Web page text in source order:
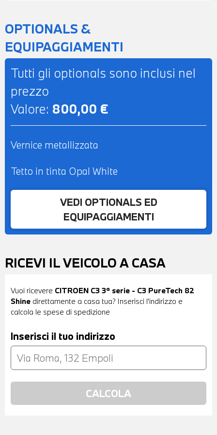
OPTIONALS &
EQUIPAGGIAMENTI
Tutti gli optionals sono inclusi nel
prezzo
Valore: 800,00 €
Vernice metallizzata
Tetto in tinta Opal White
VEDI OPTIONALS ED
EQUIPAGGIAMENTI
RICEVI IL VEICOLO A CASA
Vuoi ricevere CITROEN C3 3ª serie - C3 PureTech 82
Shine direttamente a casa tua? Inserisci l'indirizzo e
calcola le spese di spedizione
Inserisci il tuo indirizzo